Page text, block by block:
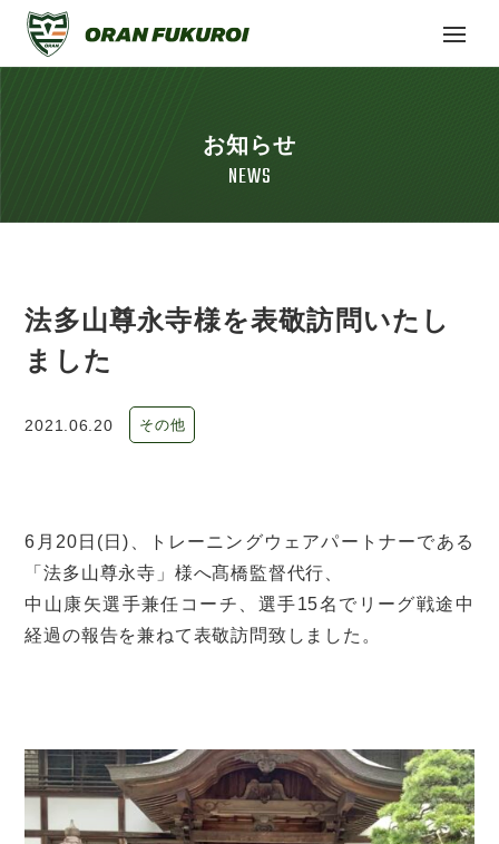
お知らせ
NEWS
法多山尊永寺様を表敬訪問いたし
ました
2021.06.20 その他
6月20日(日)、トレーニングウェアパートナーである
「法多山尊永寺」様へ髙橋監督代行、
中山康矢選手兼任コーチ、選手15名でリーグ戦途中
経過の報告を兼ねて表敬訪問致しました。